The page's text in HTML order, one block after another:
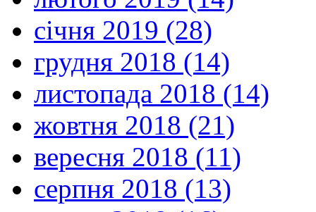
січня 2019 (28)
грудня 2018 (14)
листопада 2018 (14)
жовтня 2018 (21)
вересня 2018 (11)
серпня 2018 (13)